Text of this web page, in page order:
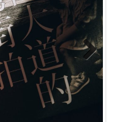
Next